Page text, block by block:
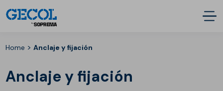
Home >Anclaje y fijación
Anclaje y fijación